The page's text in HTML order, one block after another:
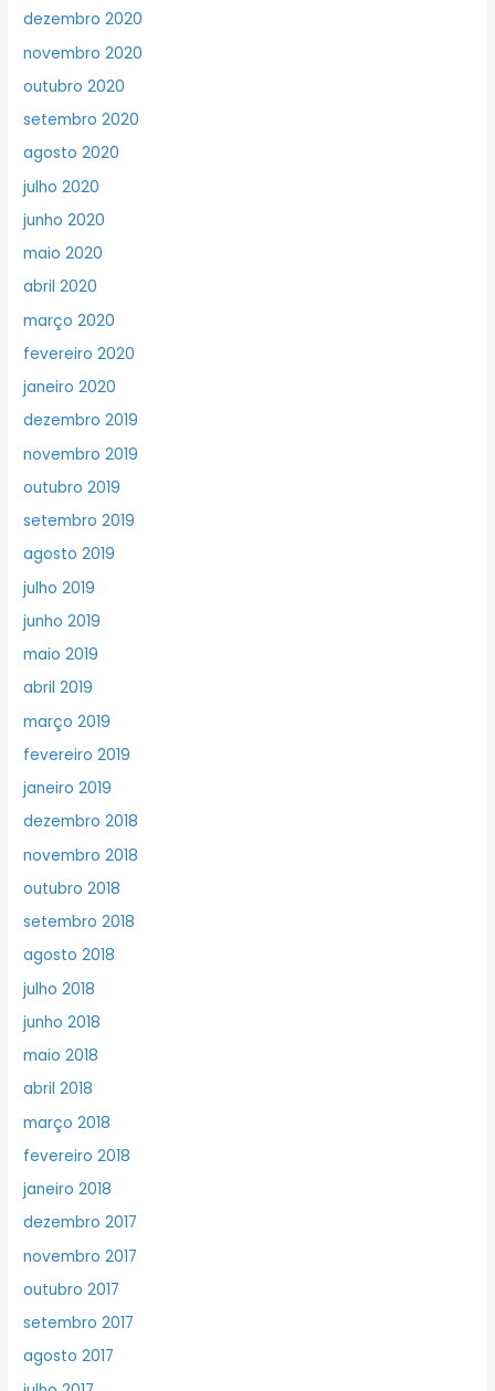
dezembro 2020
novembro 2020
outubro 2020
setembro 2020
agosto 2020
julho 2020
junho 2020
maio 2020
abril 2020
março 2020
fevereiro 2020
janeiro 2020
dezembro 2019
novembro 2019
outubro 2019
setembro 2019
agosto 2019
julho 2019
junho 2019
maio 2019
abril 2019
março 2019
fevereiro 2019
janeiro 2019
dezembro 2018
novembro 2018
outubro 2018
setembro 2018
agosto 2018
julho 2018
junho 2018
maio 2018
abril 2018
março 2018
fevereiro 2018
janeiro 2018
dezembro 2017
novembro 2017
outubro 2017
setembro 2017
agosto 2017